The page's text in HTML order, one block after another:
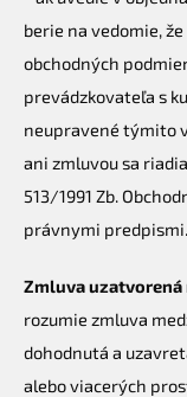
berie na vedomie,
obchodných
prevádzkovateľa s
neupravené týmito
ani zmluvou sa
513/1991 Zb.
právnymi predpismi.
Zmluva uzatvorená
rozumie zmluva
dohodnutá a
alebo viacerých